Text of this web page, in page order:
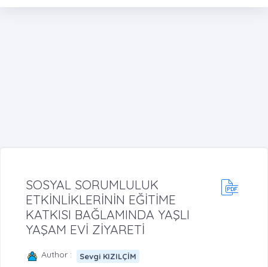
SOSYAL SORUMLULUK
ETKİNLİKLERİNİN EĞİTİME
KATKISI BAĞLAMINDA YAŞLI
YAŞAM EVİ ZİYARETİ
Author : Sevgi KIZILÇİM